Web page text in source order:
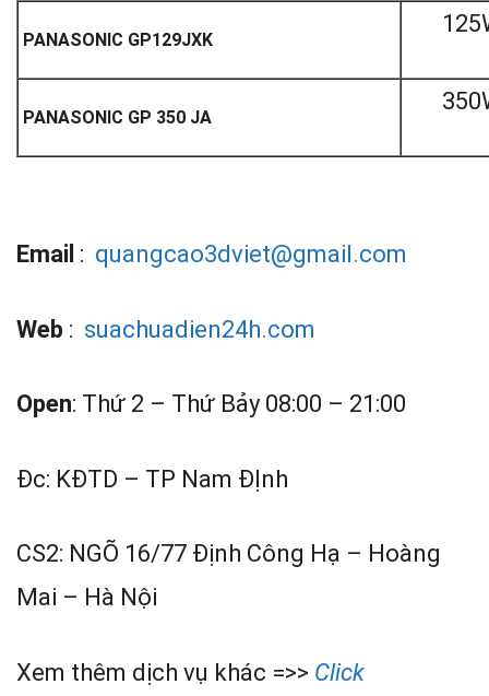
PANASONIC GP129JXK
PANASONIC GP 350 JA
Email : quangcao3dviet@gmail.com
Web : suachuadien24h.com
Open: Thứ 2 – Thứ Bảy 08:00 – 21:00
Đc: KĐTD – TP Nam ĐỊnh
CS2: NGÕ 16/77 Định Công Hạ – Hoàng
Mai – Hà Nội
Xem thêm dịch vụ khác =>> Click